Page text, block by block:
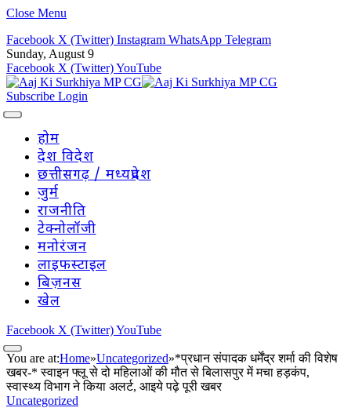
Close Menu
Facebook X (Twitter) Instagram WhatsApp Telegram
Sunday, August 9
Facebook X (Twitter)YouTube
Subscribe Login
होम
देश विदेश
छत्तीसगढ़ / मध्यप्रदेश
जुर्म
राजनीति
टेक्नोलॉजी
मनोरंजन
लाइफस्टाइल
बिज़नस
खेल
Facebook X (Twitter)YouTube
You are at:Home»Uncategorized»*प्रधान संपादक धर्मेंद्र शर्मा की विशेष
खबर-* स्वाइन फ्लू से दो महिलाओं की मौत से बिलासपुर में मचा हड़कंप,
स्वास्थ्य विभाग ने किया अलर्ट, आइये पढ़े पूरी खबर
Uncategorized